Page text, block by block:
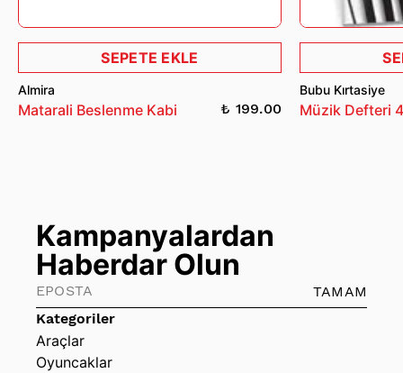
SEPETE EKLE
Almira
Matarali Beslenme Kabi ₺ 199.00
Bubu Kırtasiye
Müzik Defteri
Kategoriler
Araçlar
Oyuncaklar
Kampanyalardan
Haberdar Olun
TAMAM